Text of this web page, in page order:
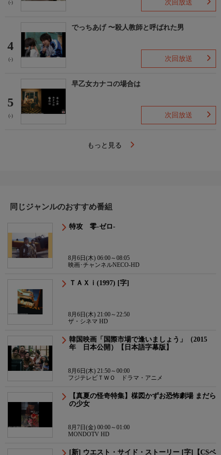
(-) 次回放送
4
(-)
でっちあげ 〜殺人教師と呼ばれた男
次回放送
5
(-)
早乙女カナコの場合は
次回放送
もっと見る
同じジャンルのおすすめ番組
特攻 零-ゼロ-
8月6日(木) 06:00～08:05
映画･チャンネルNECO-HD
ＴＡＸｉ(1997) [字]
8月6日(木) 21:00～22:50
ザ・シネマ HD
韓国映画「国際市場で逢いましょう」（2015
年 日本公開）【日本語字幕版】
8月6日(木) 21:50～00:00
フジテレビＴＷＯ ドラマ・アニメ
【真夏の怪奇特集】楳図かずお恐怖劇場 まだら
の少女
8月7日(金) 00:00～01:00
MONDOTV HD
[新] ウエスト・サイド・ストーリー [字]【CSベ